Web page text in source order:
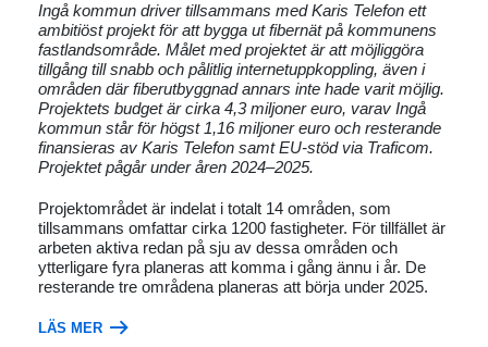
Ingå kommun driver tillsammans med Karis Telefon ett
ambitiöst projekt för att bygga ut fibernät på kommunens
fastlandsområde. Målet med projektet är att möjliggöra
tillgång till snabb och pålitlig internetuppkoppling, även i
områden där fiberutbyggnad annars inte hade varit möjlig.
Projektets budget är cirka 4,3 miljoner euro, varav Ingå
kommun står för högst 1,16 miljoner euro och resterande
finansieras av Karis Telefon samt EU-stöd via Traficom.
Projektet pågår under åren 2024–2025.
Projektområdet är indelat i totalt 14 områden, som
tillsammans omfattar cirka 1200 fastigheter. För tillfället är
arbeten aktiva redan på sju av dessa områden och
ytterligare fyra planeras att komma i gång ännu i år. De
resterande tre områdena planeras att börja under 2025.
LÄS MER